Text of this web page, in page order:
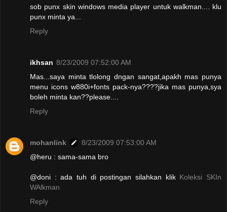
sob punx skin windows media player untuk walkman.... klu
punx minta ya...
Reply
ikhsan 8/23/2009 07:52:00 AM
Mas...saya minta tlolong dngan sangat,apakh mas punya
menu icons w880i+fonts pack-nya????jika mas punya,sya
boleh minta kan??please....
Reply
mohanlink
8/23/2009 07:53:00 AM
@heru : sama-sama bro
@doni : ada tuh di postingan silahkan klik Koleksi SKIn
WAlkman
Reply